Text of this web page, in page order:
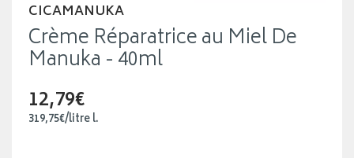
CICAMANUKA
Crème Réparatrice au Miel De
Manuka - 40ml
12,79€
319,75€/litrel.